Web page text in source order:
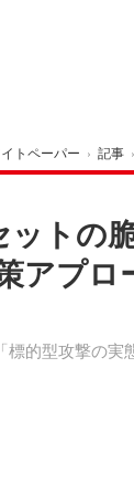
トペーパー › 記事 ›
トの
アプ
的型攻撃の実